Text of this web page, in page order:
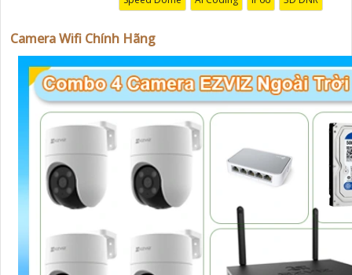
**Chức năng cảnh báo thông minh**: Lựa chọn
báo chuyển động, cảnh báo âm thanh để bạn có thể biết
5:**Hệ thống lưu trữ**: Camera cần hỗ trợ lưu trữ
hoặc trên thẻ nhớ để bạn có thể xem lại khi cần.
**Chọn giải pháp phù hợp với gia đình và ngôi nhà của
định nhu cầu sử dụng, số lượng Camera cần lắp đặt để
phù hợp.
Nếu bạn cần thêm thông tin hoặc tư vấn cụ thể hơn, bạn
biết thêm chi tiết để Từng công trình có thể giúp đỡ bạn
Camera Wifi Chính Hãng